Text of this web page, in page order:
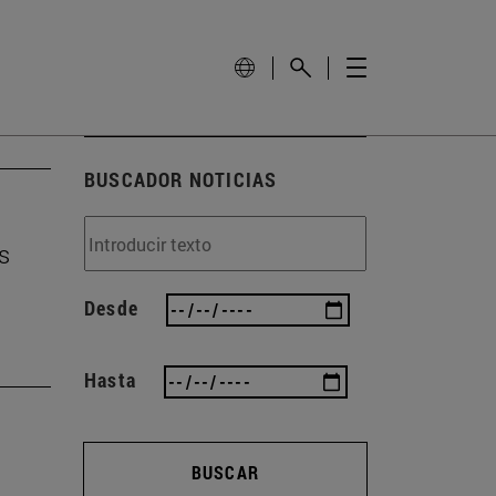
BUSCADOR NOTICIAS
Desde
Hasta
BUSCAR